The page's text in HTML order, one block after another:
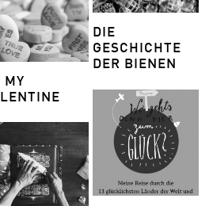
MY
DIE
GESCHICHTE
DER BIENEN